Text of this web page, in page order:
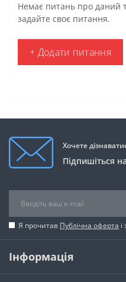
Немає питань про даний
задайте своє питання.
+ Додати питання
Хочете
Підпишіться
Я прочитав Публічна оферта
Інформація